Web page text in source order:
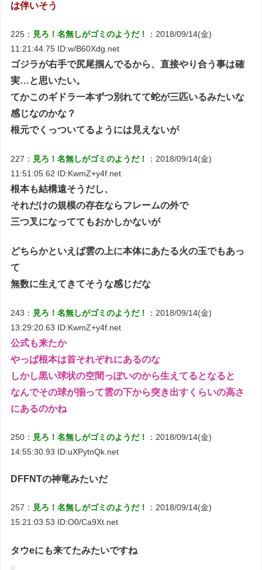
は伴いそう
225： 見ろ！名無しがゴミのようだ！
：2018/09/14(金)
11:21:44.75 ID:w/B60Xdg.net
ゴジラが右手で尻尾掴んでるから、直接やり合う事は確
実…と思いたい。
てかこのギドラ一本ずつ別れてて蛇が三匹いるみたいな
感じなのかな？
根元でくっついてるようには見えないが
227： 見ろ！名無しがゴミのようだ！
：2018/09/14(金)
11:51:05.62 ID:KwmZ+y4f.net
根本も結構遠そうだし、
それだけの規模の存在ならフレームの外で
三つ叉になっててもおかしかないが
どちらかといえば雲の上に本体にあたる火の玉でもあっ
て
無数に生えてきてそうな感じだな
243： 見ろ！名無しがゴミのようだ！
：2018/09/14(金)
13:29:20.63 ID:KwmZ+y4f.net
公式も来たか
やっぱ根本は首それぞれにあるのな
しかし黒い球状の空間っぽいのから生えてるとなると
なんでその球が揃って雲の下から突き出すくらいの高さ
にあるのかね
250： 見ろ！名無しがゴミのようだ！
：2018/09/14(金)
14:55:30.93 ID:uXPytnQk.net
DFFNTの神竜みたいだ
257： 見ろ！名無しがゴミのようだ！
：2018/09/14(金)
15:21:03.53 ID:O0/Ca9Xt.net
タウeにも来てたみたいですね